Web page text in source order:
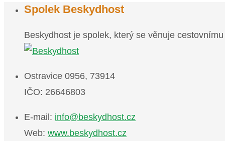
Spolek Beskydhost
Beskydhost je spolek, který se věnuje
Ostravice 0956, 73914
IČO: 26646803
E-mail: info@beskydhost.cz
Web: www.beskydhost.cz